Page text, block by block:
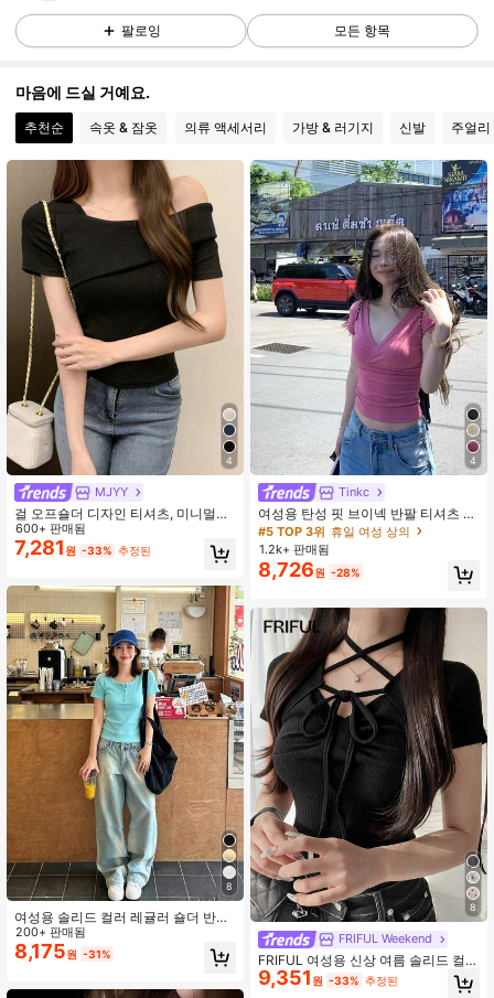
4.62 50K 팔로워
4.62 50K 팔로워
50K 팔로워
4.62 50K 팔로워
4.62 50K 팔로워
4.62 50K 팔로워
팔로잉 모든 항목
마음에 드실 거예요.
추천순 속옷 & 잠옷 의류 액세서리 가방 & 러기지 신발 주얼
4
MJYY
걸 오프숄더 디자인 티셔츠, 미니멀리
스트 반팔 탑 여름 캐주얼 블랙, 클린
걸 에스테틱
600+ 판매됨
7,281 원 -33% 추정된
8
여성용 솔리드 컬러 레귤러 숄더 반팔
라운드넥 슬림핏 탄력감 있는 경량 통
기성 편안한 소재 여름용 활용도 높은
올매치 티셔츠
200+ 판매됨
8,175원 -31%
4
Tinkc
여성용 탄성 핏 브이넥 반팔 티셔츠 캐
주얼 탑 여름 핑크
#5 TOP 3위 휴일 여성 상의
높은 재방문 고객
#5 TOP 3위 휴일 여성 상의
높은 재방문 고객
#5 TOP 3위 휴일 여성 상의
높은 재방문 고객
#5 TOP 3위
높은 재방문 고객
1.2k+ 판매됨
8,726원 -28%
8
FRIFUL Weekend
FRIFUL 여성용 신상 여름 솔리드 컬러
플리츠 드로스트링 리본 허리 셔링 슬
림핏 캐주얼 활용도 높은 외출용 티셔
9,351 원 -33% 추정된